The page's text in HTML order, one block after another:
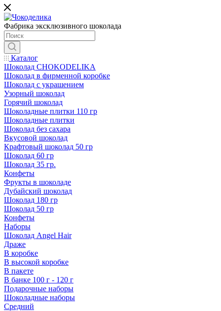
Фабрика эксклюзивного шоколада
Каталог
Шоколад CHOKODELIKA
Шоколад в фирменной коробке
Шоколад с украшением
Узорный шоколад
Горячий шоколад
Шоколадные плитки 110 гр
Шоколадные плитки
Шоколад без сахара
Вкусовой шоколад
Крафтовый шоколад 50 гр
Шоколад 60 гр
Шоколад 35 гр.
Конфеты
Фрукты в шоколаде
Дубайский шоколад
Шоколад 180 гр
Шоколад 50 гр
Конфеты
Наборы
Шоколад Angel Hair
Драже
В коробке
В высокой коробке
В пакете
В банке 100 г - 120 г
Подарочные наборы
Шоколадные наборы
Средний